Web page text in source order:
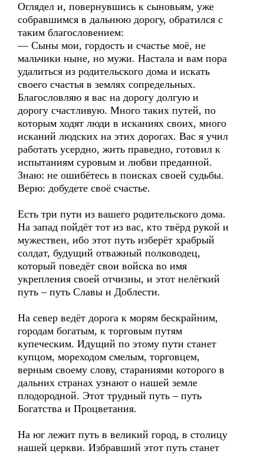
Оглядел и, повернувшись к сыновьям, уже
собравшимся в дальнюю дорогу, обратился с
таким благословением:
— Сыны мои, гордость и счастье моё, не
мальчики ныне, но мужи. Настала и вам пора
удалиться из родительского дома и искать
своего счастья в землях сопредельных.
Благословляю я вас на дорогу долгую и
дорогу счастливую. Много таких путей, по
которым ходят люди в исканиях своих, много
исканий людских на этих дорогах. Вас я учил
работать усердно, жить праведно, готовил к
испытаниям суровым и любви преданной.
Знаю: не ошибётесь в поисках своей судьбы.
Верю: добудете своё счастье.
Есть три пути из вашего родительского дома.
На запад пойдёт тот из вас, кто твёрд рукой и
мужествен, ибо этот путь изберёт храбрый
солдат, будущий отважный полководец,
который поведёт свои войска во имя
укрепления своей отчизны, и этот нелёгкий
путь – путь Славы и Доблести.
На север ведёт дорога к морям бескрайним,
городам богатым, к торговым путям
купеческим. Идущий по этому пути станет
купцом, мореходом смелым, торговцем,
верным своему слову, стараниями которого в
дальних странах узнают о нашей земле
плодородной. Этот трудный путь – путь
Богатства и Процветания.
На юг лежит путь в великий город, в столицу
нашей церкви. Избравший этот путь станет